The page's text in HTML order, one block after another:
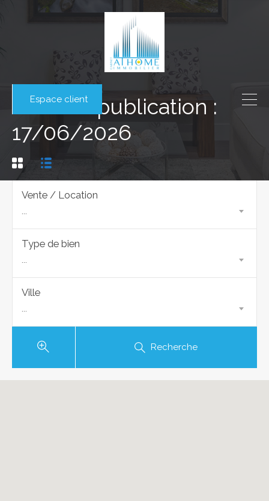
Espace client
Date de publication :
17/06/2026
Vente / Location
...
Type de bien
...
Ville
...
Recherche